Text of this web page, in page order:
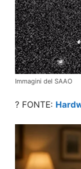
Immagini del SAAO
? FONTE: